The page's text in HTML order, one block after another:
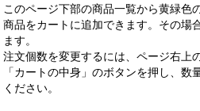
このページ下部の商品一覧から黄緑色
商品をカートに追加できます。その場
ます。
注文個数を変更するには、ページ右上
「カートの中身」のボタンを押し、
ください。